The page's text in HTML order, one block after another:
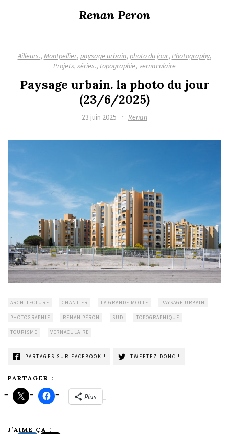
Renan Peron
Ailleurs., Montpellier, paysage urbain, photo du jour, Photography,
Projets, séries., topographie, vernaculaire
Paysage urbain. la photo du jour
(23/6/2025)
23 juin 2025 · Renan
ARCHITECTURE CHANTIER LA GRANDE MOTTE PAYSAGE URBAIN
PHOTOGRAPHIE RENAN PÉRON SUD TOPOGRAPHIQUE
TOURISME VERNACULAIRE
PARTAGES SUR FACEBOOK ! TWEETEZ DONC !
PARTAGER :
Plus
J’AIME ÇA :